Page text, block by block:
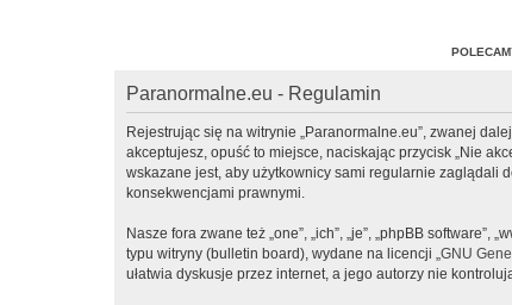
Paranormalne.eu - Regulamin
Rejestrując się na witrynie „Paranormalne.eu”, zwanej
akceptujesz, opuść to miejsce, naciskając przycisk „Nie
wskazane jest, aby użytkownicy sami regularnie zaglądali
konsekwencjami prawnymi.
Nasze fora zwane też „one”, „ich”, „je”, „phpBB
typu witryny (bulletin board), wydane na licencji „GNU
ułatwia dyskusje przez internet, a jego autorzy nie